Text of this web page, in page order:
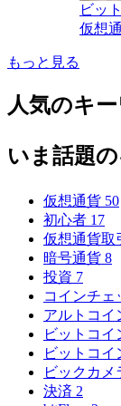
ビッ
仮想
もっと見る
人気のキ
いま話題
仮想通貨 50
初心者 17
仮想通貨取
暗号通貨 8
投資 7
コインチェ
アルトコイ
ビットコイ
ビットコイ
ビックカメ
決済 2